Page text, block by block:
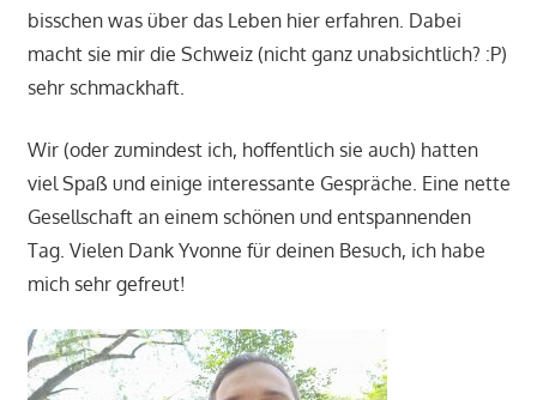
bisschen was über das Leben hier erfahren. Dabei
macht sie mir die Schweiz (nicht ganz unabsichtlich? :P)
sehr schmackhaft.
Wir (oder zumindest ich, hoffentlich sie auch) hatten
viel Spaß und einige interessante Gespräche. Eine nette
Gesellschaft an einem schönen und entspannenden
Tag. Vielen Dank Yvonne für deinen Besuch, ich habe
mich sehr gefreut!